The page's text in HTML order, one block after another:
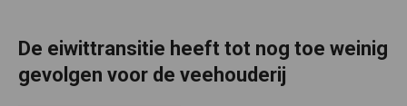
De eiwittransitie heeft tot nog toe weinig
gevolgen voor de veehouderij